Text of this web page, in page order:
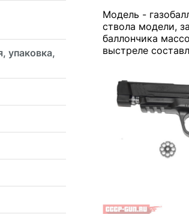
упаковка,
Модель -
ствола модели,
баллончика
выстреле